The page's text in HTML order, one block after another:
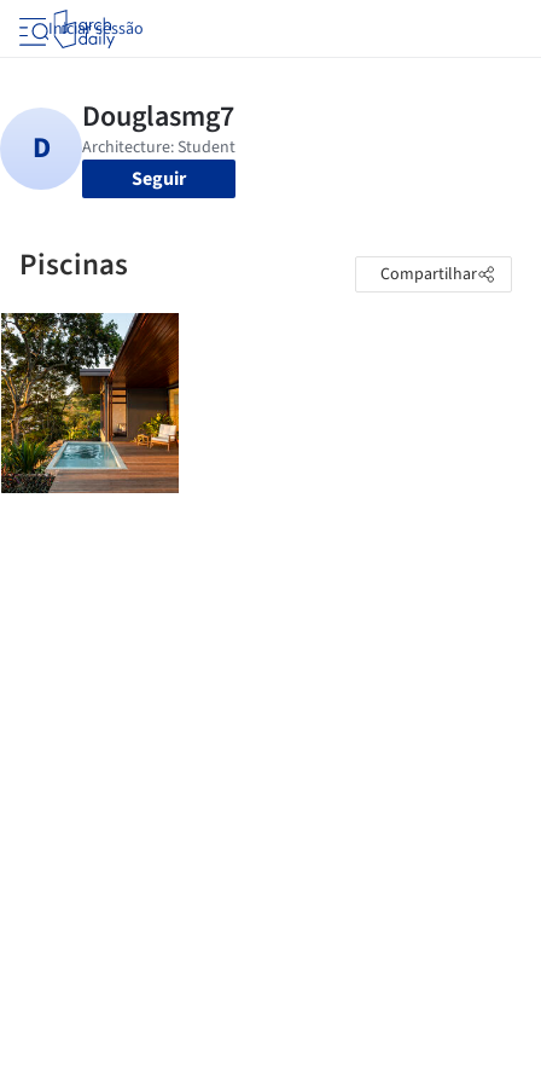
Iniciar sessão
Seguir
Piscinas Compartilhar